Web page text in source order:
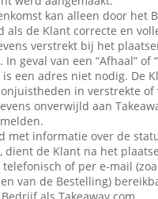
kan alleen door het
als de Klant correcte en
verstrekt bij het
In geval van een “Afhaal” of
is een adres niet nodig. De
in verstrekte of
onverwijld aan
met informatie over de
dient de Klant na het
of per e-mail
van de Bestelling)